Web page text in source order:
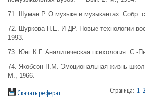
71. Шуман Р. О музыке и музыкантах. Собр.
72. Щуркова Н.Е. И ДР. Новые технологии
1993.
73. Юнг К.Г. Аналитическая психология. С.-
74. Якобсон П.М. Эмоциональная жизнь
М., 1966.
Скачать реферат Страница: 1 2